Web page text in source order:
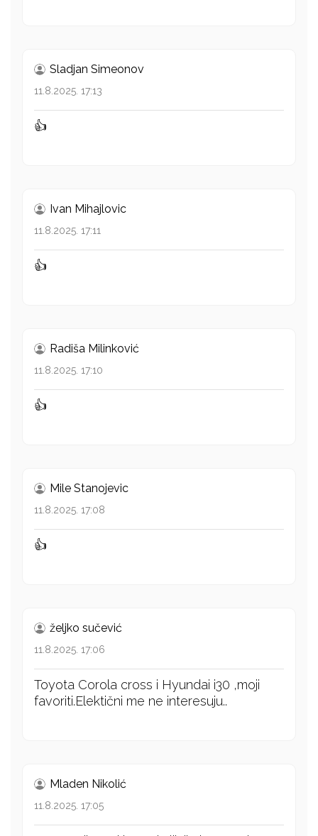
Sladjan Simeonov
11.8.2025. 17:13
👍
Ivan Mihajlovic
11.8.2025. 17:11
👍
Radiša Milinković
11.8.2025. 17:10
👍
Mile Stanojevic
11.8.2025. 17:08
👍
željko sučević
11.8.2025. 17:06
Toyota Corola cross i Hyundai i30 ,moji
favoriti.Elektični me ne interesuju..
Mladen Nikolić
11.8.2025. 17:05